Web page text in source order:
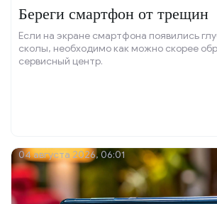
Береги смартфон от трещин
Если на экране смартфона появились
сколы, необходимо как можно скорее
сервисный центр.
04 августа 2026, 06:01